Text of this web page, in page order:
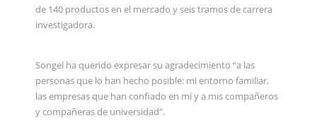
de 140 productos en el mercado y seis tramos de carrera
investigadora.
Songel ha querido expresar su agradecimiento “a las
personas que lo han hecho posible: mi entorno familiar,
las empresas que han confiado en mí y a mis compañeros
y compañeras de universidad”.